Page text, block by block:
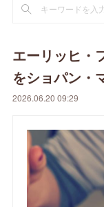
エーリッヒ・
をショパン・
2026.06.20 09:29